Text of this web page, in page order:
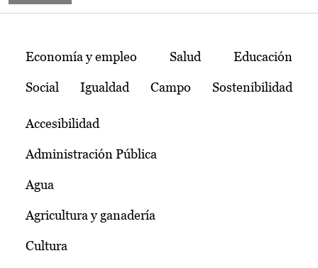
Temas
Economía y empleo Salud Educación
Social Igualdad Campo Sostenibilidad
Accesibilidad
Administración Pública
Agua
Agricultura y ganadería
Cultura